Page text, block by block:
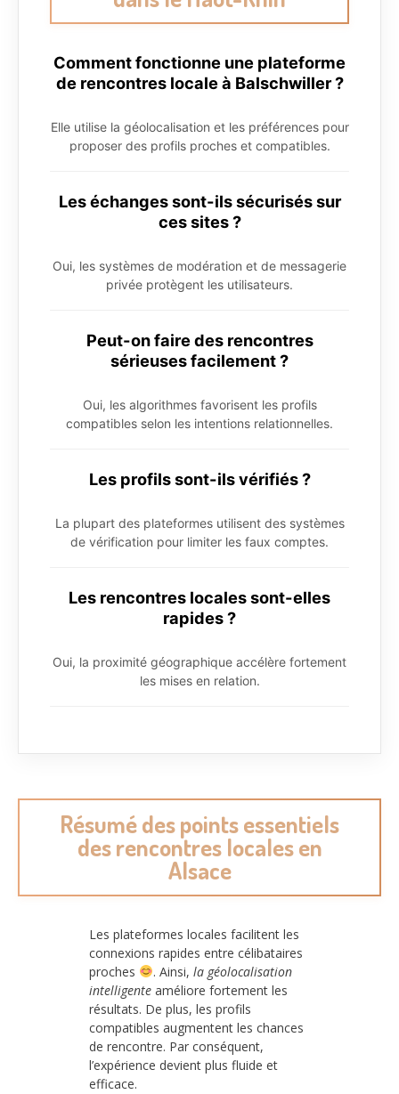
Comment fonctionne une plateforme
de rencontres locale à Balschwiller ?
Elle utilise la géolocalisation et les préférences pour
proposer des profils proches et compatibles.
Les échanges sont-ils sécurisés sur
ces sites ?
Oui, les systèmes de modération et de messagerie
privée protègent les utilisateurs.
Peut-on faire des rencontres
sérieuses facilement ?
Oui, les algorithmes favorisent les profils
compatibles selon les intentions relationnelles.
Les profils sont-ils vérifiés ?
La plupart des plateformes utilisent des systèmes
de vérification pour limiter les faux comptes.
Les rencontres locales sont-elles
rapides ?
Oui, la proximité géographique accélère fortement
les mises en relation.
Résumé des points essentiels
des rencontres locales en
Alsace
Les plateformes locales facilitent les
connexions rapides entre célibataires
proches
. Ainsi, la géolocalisation
intelligente améliore fortement les
résultats. De plus, les profils
compatibles augmentent les chances
de rencontre. Par conséquent,
l’expérience devient plus fluide et
efficace.